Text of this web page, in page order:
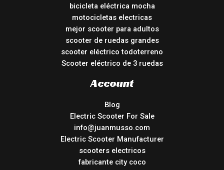
bicicleta eléctrica mocha
motocicletas electricas
mejor scooter para adultos
scooter de ruedas grandes
scooter eléctrico todoterreno
Scooter eléctrico de 3 ruedas
Account
Blog
Electric Scooter For Sale
info@juanmusso.com
Electric Scooter Manufacturer
scooters electricos
fabricante city coco